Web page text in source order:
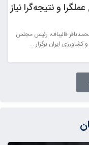
و نتیجه‌گرا نیاز
قالیباف، رئیس مجلس
کشاورزی ایران برگزار ...